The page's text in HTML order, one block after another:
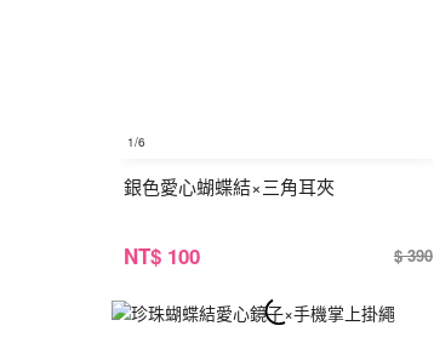
1/6
銀色愛心蝴蝶結×三角耳夾
NT$ 100 $ 390